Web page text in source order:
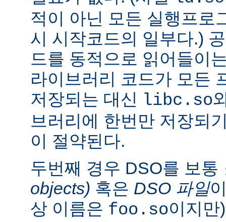
적이 아닌 모든 실행프로
시 시작코드의 일부다.)
드를 동적으로 읽어들이
라이브러리 코드가 모든
저장되는 대신
libc.so
브러리에 한번만 저장되
이 절약된다.
두번째 경우 DSO를 보통
objects) 혹은 DSO 파일
상 이름은 foo.so이지만